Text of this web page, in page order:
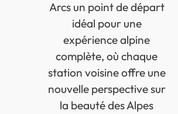
Arcs un point de départ
idéal pour une
expérience alpine
complète, où chaque
station voisine offre une
nouvelle perspective sur
la beauté des Alpes